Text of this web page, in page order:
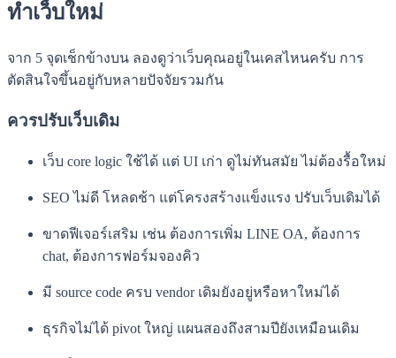
ทำเว็บใหม่
จาก 5 จุดเช็กข้างบน ลองดูว่าเว็บคุณอยู่ในเคสไหนครับ การ
ตัดสินใจขึ้นอยู่กับหลายปัจจัยรวมกัน
ควรปรับเว็บเดิม
เว็บ core logic ใช้ได้ แต่ UI เก่า ดูไม่ทันสมัย ไม่ต้องรื้อใหม่
SEO ไม่ดี โหลดช้า แต่โครงสร้างแข็งแรง ปรับเว็บเดิมได้
ขาดฟีเจอร์เสริม เช่น ต้องการเพิ่ม LINE OA, ต้องการ
chat, ต้องการฟอร์มจองคิว
มี source code ครบ vendor เดิมยังอยู่หรือหาใหม่ได้
ธุรกิจไม่ได้ pivot ใหญ่ แผนสองถึงสามปียังเหมือนเดิม